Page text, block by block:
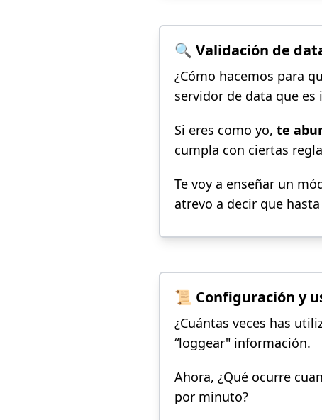
🔍 Validación de
¿Cómo hacemos para
servidor de data que es
Si eres como yo, te
cumpla con ciertas
Te voy a enseñar un
atrevo a decir que
📜 Configuración y
¿Cuántas veces has
“loggear" información.
Ahora, ¿Qué ocurre
por minuto?